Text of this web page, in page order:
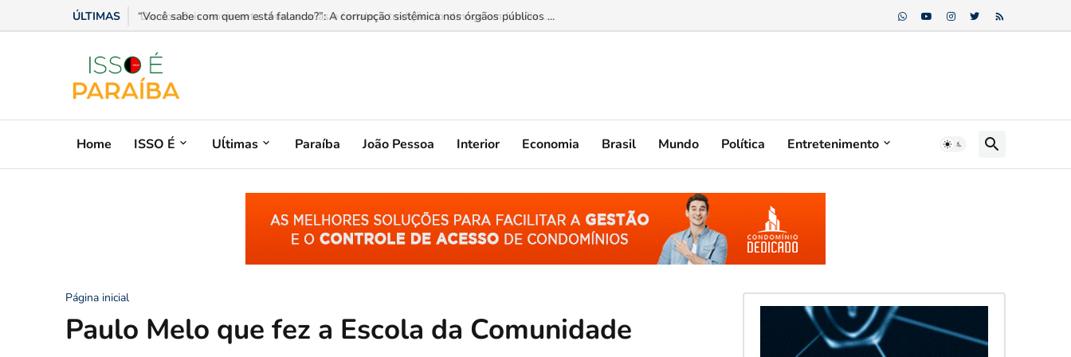
ÚLTIMAS Dia dos Pais movimenta churrascarias e fortalece tradição do almoço em família ...
Home ISSO É Uĺtimas Paraíba João Pessoa Interior Economia Brasil Mundo Política Entretenimento
Página inicial
Paulo Melo que fez a Escola da Comunidade